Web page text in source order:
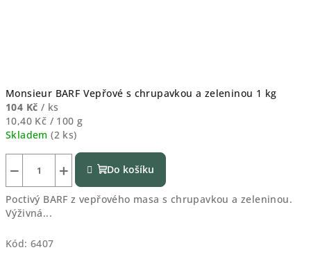
Monsieur BARF Vepřové s chrupavkou a zeleninou 1 kg
104 Kč / ks
Měrná
cena:
10,40 Kč / 100 g
Skladem(2 ks)
+
− Do košíku
Poctivý BARF z vepřového masa s chrupavkou a zeleninou.
Výživná...
Kód: 6407